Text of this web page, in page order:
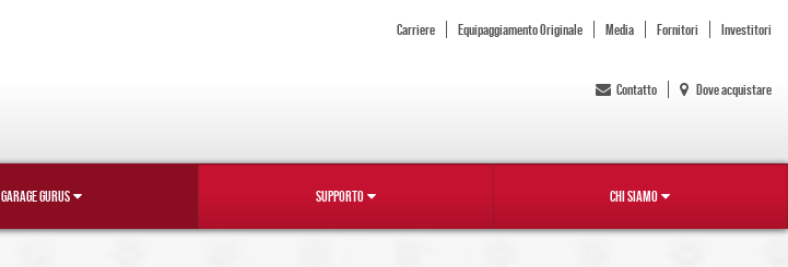
Carriere Equipaggiamento Originale Media Fornitori Investitori
Dove acquistare
Contatto
GARAGE GURUS SUPPORTO CHI SIAMO